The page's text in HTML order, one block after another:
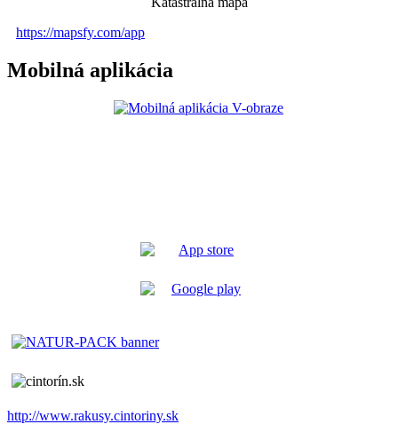
https://mapsfy.com/app
Mobilná aplikácia
http://www.rakusy.cintoriny.sk